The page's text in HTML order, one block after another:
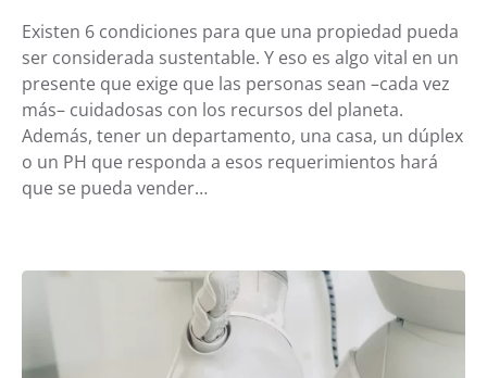
Existen 6 condiciones para que una propiedad pueda
ser considerada sustentable. Y eso es algo vital en un
presente que exige que las personas sean –cada vez
más– cuidadosas con los recursos del planeta.
Además, tener un departamento, una casa, un dúplex
o un PH que responda a esos requerimientos hará
que se pueda vender…